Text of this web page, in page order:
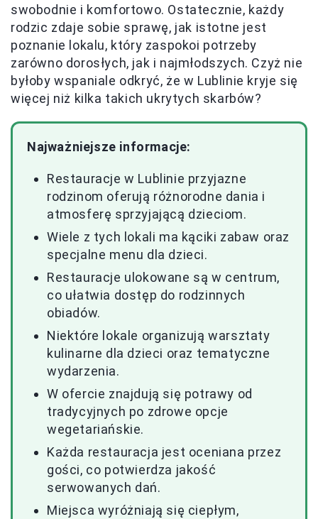
swobodnie i komfortowo. Ostatecznie, każdy
rodzic zdaje sobie sprawę, jak istotne jest
poznanie lokalu, który zaspokoi potrzeby
zarówno dorosłych, jak i najmłodszych. Czyż nie
byłoby wspaniale odkryć, że w Lublinie kryje się
więcej niż kilka takich ukrytych skarbów?
Najważniejsze informacje:
Restauracje w Lublinie przyjazne
rodzinom oferują różnorodne dania i
atmosferę sprzyjającą dzieciom.
Wiele z tych lokali ma kąciki zabaw oraz
specjalne menu dla dzieci.
Restauracje ulokowane są w centrum,
co ułatwia dostęp do rodzinnych
obiadów.
Niektóre lokale organizują warsztaty
kulinarne dla dzieci oraz tematyczne
wydarzenia.
W ofercie znajdują się potrawy od
tradycyjnych po zdrowe opcje
wegetariańskie.
Każda restauracja jest oceniana przez
gości, co potwierdza jakość
serwowanych dań.
Miejsca wyróżniają się ciepłym,